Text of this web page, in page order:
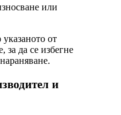
или
от
за да се избегне
и